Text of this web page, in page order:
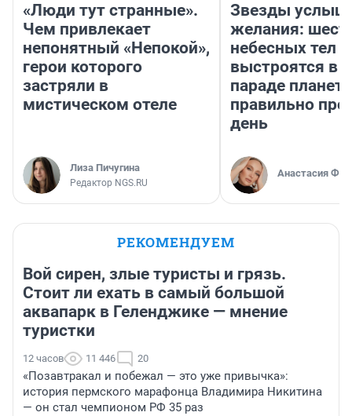
«Люди тут странные».
Чем привлекает
непонятный «Непокой»,
герои которого
застряли в
мистическом отеле
Лиза Пичугина
Редактор NGS.RU
Звезды
желания:
небесных тел
выстроятся в
параде планет
правильно
день
Анастасия
РЕКОМЕНДУЕМ
Вой сирен, злые туристы и грязь.
Стоит ли ехать в самый большой
аквапарк в Геленджике — мнение
туристки
12 часов 11 446 20
«Позавтракал и побежал — это уже привычка»:
история пермского марафонца Владимира Никитина
— он стал чемпионом РФ 35 раз